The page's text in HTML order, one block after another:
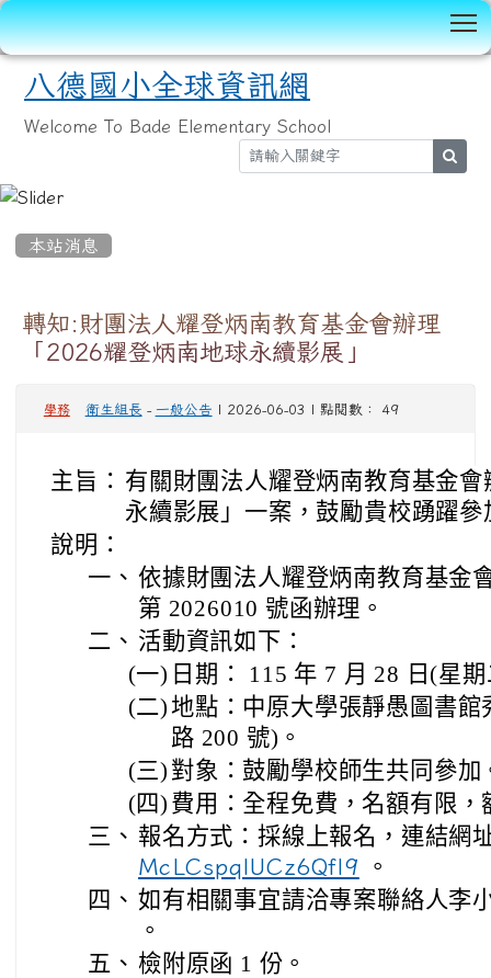
八德國小全球資訊網
Welcome To Bade Elementary School
本站消息
轉知:財團法人耀登炳南教育基金會辦理
「2026耀登炳南地球永續影展」
學務 衛生組長 - 一般公告 | 2026-06-03 | 點閱數： 49
主旨： 有關財團法人耀登炳南教育基金
永續影展」一案，鼓勵貴校踴躍
說明：
一、 依據財團法人耀登炳南教育基金
第 2026010 號函辦理。
二、 活動資訊如下：
(一) 日期： 115 年 7 月 28 日(星
(二)地點：中原大學張靜愚圖書
路 200 號)。
(三) 對象：鼓勵學校師生共同參加
(四) 費用：全程免費，名額有限，
三、 報名方式：採線上報名，連結網
McLCspqlUCz6Qfl9
。
四、 如有相關事宜請洽專案聯絡人李
。
五、 檢附原函 1 份。